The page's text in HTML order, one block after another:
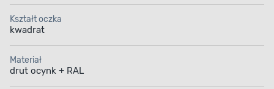
Kształt oczka
kwadrat
Materiał
drut ocynk + RAL